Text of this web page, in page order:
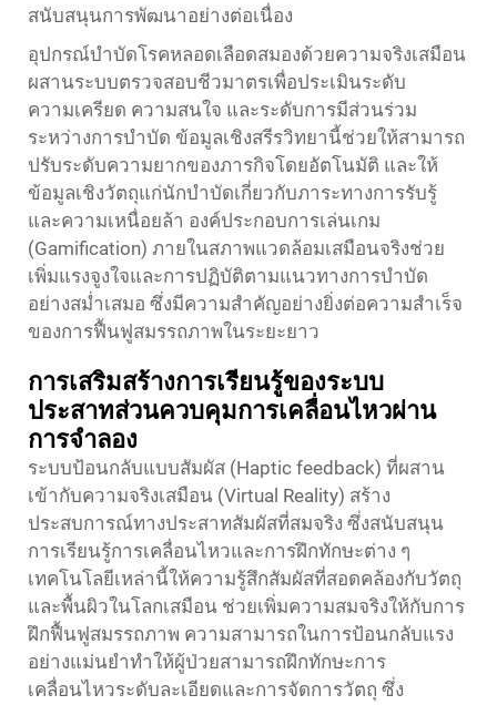
สนับสนุนการพัฒนาอย่างต่อเนื่อง
อุปกรณ์บำบัดโรคหลอดเลือดสมองด้วยความจริงเสมือน
ผสานระบบตรวจสอบชีวมาตรเพื่อประเมินระดับ
ความเครียด ความสนใจ และระดับการมีส่วนร่วม
ระหว่างการบำบัด ข้อมูลเชิงสรีรวิทยานี้ช่วยให้สามารถ
ปรับระดับความยากของภารกิจโดยอัตโนมัติ และให้
ข้อมูลเชิงวัตถุแก่นักบำบัดเกี่ยวกับภาระทางการรับรู้
และความเหนื่อยล้า องค์ประกอบการเล่นเกม
(Gamification) ภายในสภาพแวดล้อมเสมือนจริงช่วย
เพิ่มแรงจูงใจและการปฏิบัติตามแนวทางการบำบัด
อย่างสม่ำเสมอ ซึ่งมีความสำคัญอย่างยิ่งต่อความสำเร็จ
ของการฟื้นฟูสมรรถภาพในระยะยาว
การเสริมสร้างการเรียนรู้ของระบบ
ประสาทส่วนควบคุมการเคลื่อนไหวผ่าน
การจำลอง
ระบบป้อนกลับแบบสัมผัส (Haptic feedback) ที่ผสาน
เข้ากับความจริงเสมือน (Virtual Reality) สร้าง
ประสบการณ์ทางประสาทสัมผัสที่สมจริง ซึ่งสนับสนุน
การเรียนรู้การเคลื่อนไหวและการฝึกทักษะต่าง ๆ
เทคโนโลยีเหล่านี้ให้ความรู้สึกสัมผัสที่สอดคล้องกับวัตถุ
และพื้นผิวในโลกเสมือน ช่วยเพิ่มความสมจริงให้กับการ
ฝึกฟื้นฟูสมรรถภาพ ความสามารถในการป้อนกลับแรง
อย่างแม่นยำทำให้ผู้ป่วยสามารถฝึกทักษะการ
เคลื่อนไหวระดับละเอียดและการจัดการวัตถุ ซึ่ง